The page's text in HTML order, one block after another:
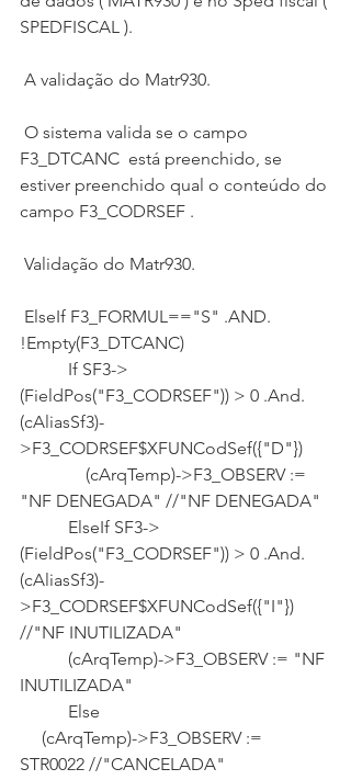
SPEDFISCAL ).
A validação do Matr930.
F3_DTCANC  está preenchido, se
estiver preenchido qual o conteúdo do
campo F3_CODRSEF .
Validação do Matr930.
!Empty(F3_DTCANC)
(FieldPos("F3_CODRSEF")) > 0 .And.
(cAliasSf3)-
>F3_CODRSEF$XFUNCodSef({"D"})
"NF DENEGADA" //"NF DENEGADA"
(FieldPos("F3_CODRSEF")) > 0 .And.
(cAliasSf3)-
>F3_CODRSEF$XFUNCodSef({"I"})
//"NF INUTILIZADA"
INUTILIZADA"
           Else
STR0022 //"CANCELADA"